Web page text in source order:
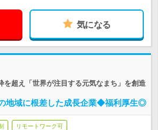
気になる
を超え「世界が注目する元気なまち」を創造
地域に根差した成長企業◆福利厚生◎
リモートワーク可